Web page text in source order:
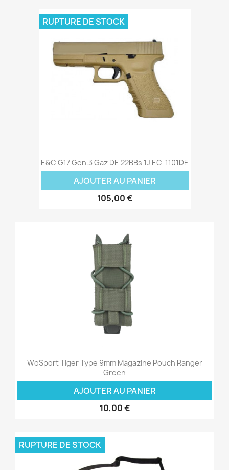
E&C G17 Gen.3 Gaz DE 22BBs 1J EC-1101DE
AJOUTER AU PANIER
105,00 €
RUPTURE DE STOCK
WoSport Tiger Type 9mm Magazine Pouch Ranger
Green
AJOUTER AU PANIER
10,00 €
RUPTURE DE STOCK